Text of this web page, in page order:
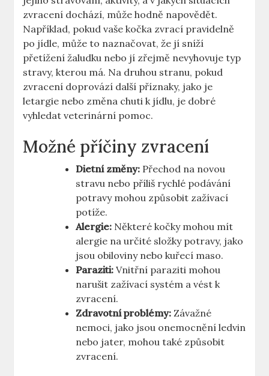
zvracení dochází, může hodně napovědět.
Například, pokud vaše kočka zvrací pravidelně
po jídle, může to naznačovat, že jí sníží
přetížení žaludku nebo jí zřejmě nevyhovuje typ
stravy, kterou má. Na druhou stranu, pokud
zvracení doprovází další příznaky, jako je
letargie nebo změna chuti k jídlu, je dobré
vyhledat veterinární pomoc.
Možné příčiny zvracení
Dietní změny: Přechod na novou
stravu nebo příliš rychlé podávání
potravy mohou způsobit zažívací
potíže.
Alergie: Některé kočky mohou mít
alergie na určité složky potravy, jako
jsou obiloviny nebo kuřecí maso.
Paraziti: Vnitřní paraziti mohou
narušit zažívací systém a vést k
zvracení.
Zdravotní problémy: Závažné
nemoci, jako jsou onemocnění ledvin
nebo jater, mohou také způsobit
zvracení.